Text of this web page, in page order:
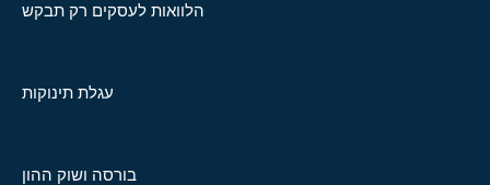
הלוואות לעסקים רק תבקש
עגלת תינוקות
בורסה ושוק ההון